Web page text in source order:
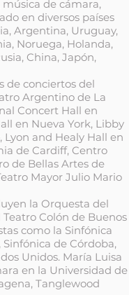
de cámara,
en diversos países
Argentina, Uruguay,
Noruega, Holanda,
China, Japón,
de conciertos del
Argentino de La
Concert Hall en
en Nueva York, Libby
Lyon and Healy Hall en
de Cardiff, Centro
de Bellas Artes de
Mayor Julio Mario
la Orquesta del
Colón de Buenos
como la Sinfónica
de Córdoba,
Unidos. María Luisa
en la Universidad de
Tanglewood